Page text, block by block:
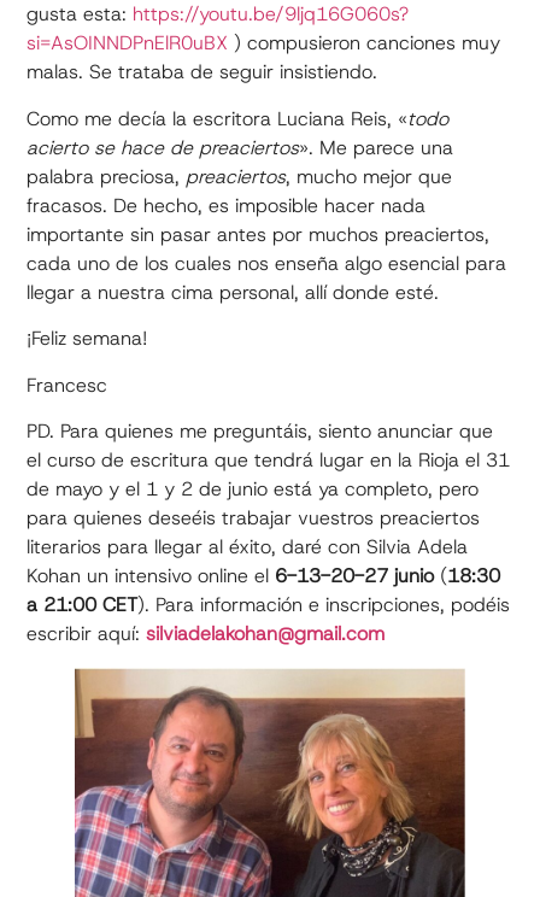
gusta esta: https://youtu.be/9ljq16G060s?
si=AsOINNDPnElR0uBX ) compusieron canciones muy
malas. Se trataba de seguir insistiendo.
Como me decía la escritora Luciana Reis, «todo
acierto se hace de preaciertos». Me parece una
palabra preciosa, preaciertos, mucho mejor que
fracasos. De hecho, es imposible hacer nada
importante sin pasar antes por muchos preaciertos,
cada uno de los cuales nos enseña algo esencial para
llegar a nuestra cima personal, allí donde esté.
¡Feliz semana!
Francesc
PD. Para quienes me preguntáis, siento anunciar que
el curso de escritura que tendrá lugar en la Rioja el 31
de mayo y el 1 y 2 de junio está ya completo, pero
para quienes deseéis trabajar vuestros preaciertos
literarios para llegar al éxito, daré con Silvia Adela
Kohan un intensivo online el 6-13-20-27 junio(18:30
a 21:00 CET). Para información e inscripciones, podéis
escribir aquí:silviadelakohan@gmail.com